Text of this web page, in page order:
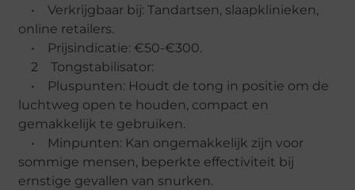
• Verkrijgbaar bij: Tandartsen, slaapklinieken,
online retailers.
• Prijsindicatie: €50-€300.
2 Tongstabilisator:
• Pluspunten: Houdt de tong in positie om de
luchtweg open te houden, compact en
gemakkelijk te gebruiken.
• Minpunten: Kan ongemakkelijk zijn voor
sommige mensen, beperkte effectiviteit bij
ernstige gevallen van snurken.